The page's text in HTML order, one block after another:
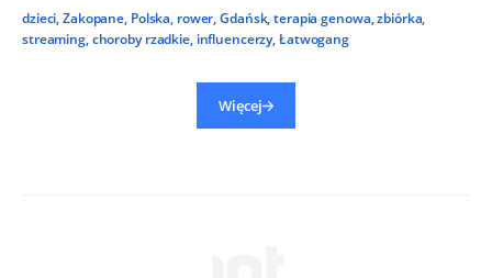
dzieci,Zakopane, Polska, rower,Gdańsk,terapia genowa,zbiórka,
streaming,choroby rzadkie, influencerzy,Łatwogang
Więcej